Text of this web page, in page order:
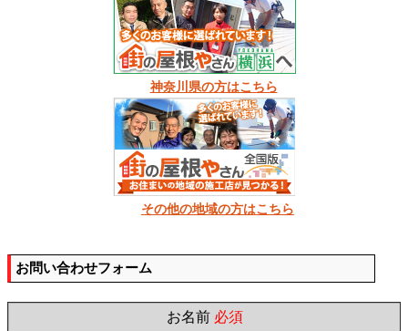
神奈川県の方はこちら
その他の地域の方はこちら
お問い合わせフォーム
お名前 必須